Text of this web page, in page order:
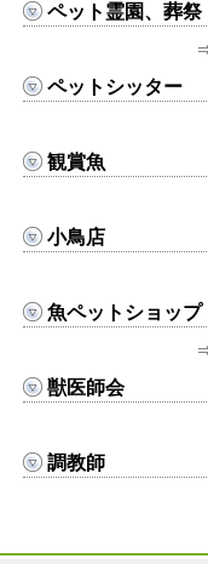
ペット霊園、葬祭
ペットシッター
観賞魚
小鳥店
魚ペットショップ
獣医師会
調教師